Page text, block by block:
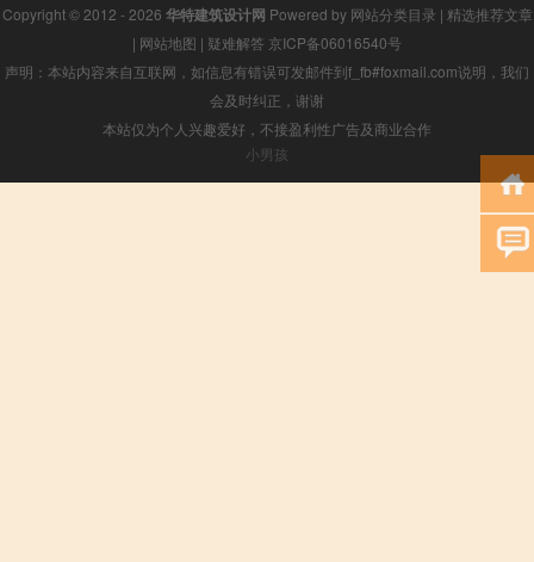
Copyright © 2012 - 2026 华特建筑设计网 Powered by 网站分类目录 | 精选推荐文章
| 网站地图 | 疑难解答 京ICP备06016540号
声明：本站内容来自互联网，如信息有错误可发邮件到f_fb#foxmail.com说明，我们
会及时纠正，谢谢
本站仅为个人兴趣爱好，不接盈利性广告及商业合作
小男孩